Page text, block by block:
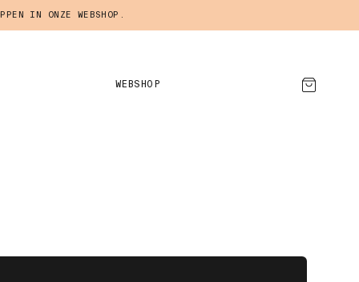
IN ONZE WEBSHOP.
WEBSHOP